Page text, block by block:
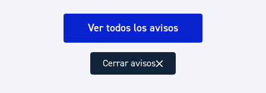
Ver todos los avisos
Cerrar avisos